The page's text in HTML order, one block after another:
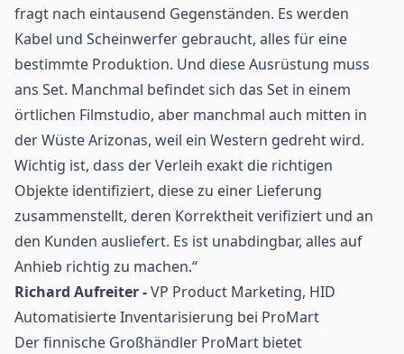
fragt nach eintausend Gegenständen. Es werden
Kabel und Scheinwerfer gebraucht, alles für eine
bestimmte Produktion. Und diese Ausrüstung muss
ans Set. Manchmal befindet sich das Set in einem
örtlichen Filmstudio, aber manchmal auch mitten in
der Wüste Arizonas, weil ein Western gedreht wird.
Wichtig ist, dass der Verleih exakt die richtigen
Objekte identifiziert, diese zu einer Lieferung
zusammenstellt, deren Korrektheit verifiziert und an
den Kunden ausliefert. Es ist unabdingbar, alles auf
Anhieb richtig zu machen.“
Richard Aufreiter -VP Product Marketing, HID
Automatisierte Inventarisierung bei ProMart
Der finnische Großhändler ProMart bietet